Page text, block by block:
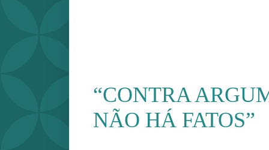
“CONTRA
NÃO HÁ FATOS”